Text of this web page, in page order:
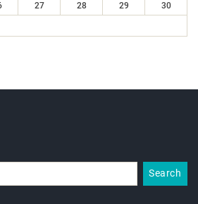
27 28 29 30